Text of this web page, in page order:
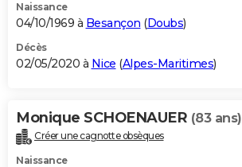
Naissance
04/10/1969 à Besançon (Doubs)
Décès
02/05/2020 à Nice (Alpes-Maritimes)
Monique SCHOENAUER (83 ans)
Créer une cagnotte obsèques
Naissance